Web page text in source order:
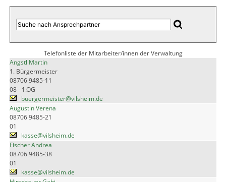
Telefonliste der Mitarbeiter/innen der Verwaltung
Angstl Martin
1. Bürgermeister
08706 9485-11
08 - 1.OG
buergermeister@vilsheim.de
Augustin Verena
08706 9485-21
01
kasse@vilsheim.de
Fischer Andrea
08706 9485-38
01
kasse@vilsheim.de